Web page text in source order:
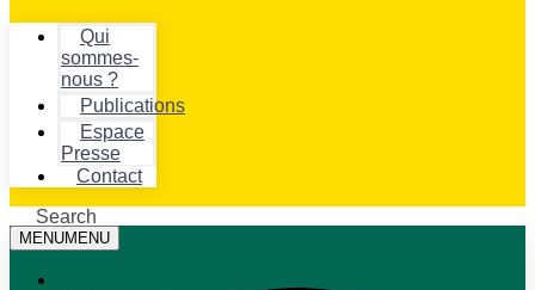
Qui
sommes-
nous ?
Publications
Espace
Presse
Contact
Search
MENUMENU